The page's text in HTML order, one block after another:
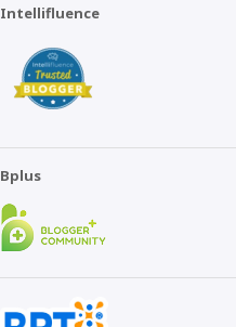
Intellifluence
Bplus